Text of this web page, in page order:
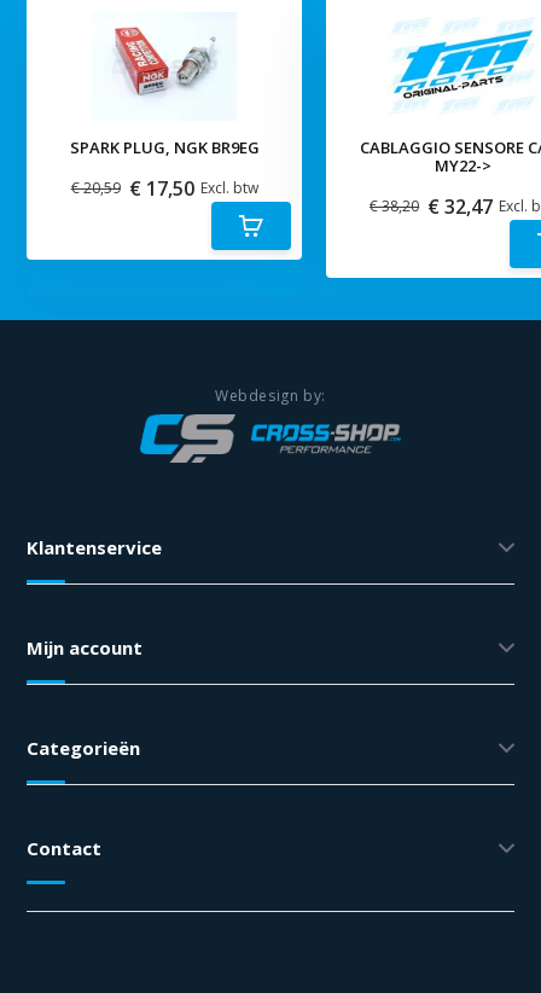
SPARK PLUG, NGK BR9EG
€ 20,59 € 17,50 Excl. btw
CABLAGGIO SENSORE
MY22->
€ 38,20 € 32,47 Excl.
Klantenservice
Mijn account
Categorieën
Contact